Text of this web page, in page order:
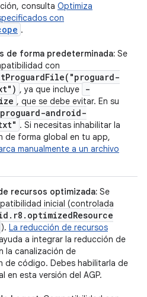
consulta Optimiza
con
.
de forma predeterminada: Se
con
"proguard-
, ya que incluye
-
, que se debe evitar. En su
android-
. Si necesitas inhabilitar la
de forma global en tu app,
manualmente a un archivo
recursos optimizada: Se
inicial (controlada
. r8 . optimizedResource
). La reducción de recursos
a integrar la reducción de
la canalización de
de código. Debes habilitarla de
en esta versión del AGP.